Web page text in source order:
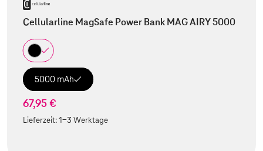
Cellularline MagSafe Power Bank MAG AIRY 5000
5000 mAh
67,95 €
Lieferzeit:1-3 Werktage